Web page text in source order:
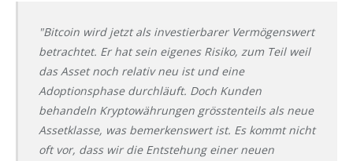
"Bitcoin wird jetzt als investierbarer Vermögenswert
betrachtet. Er hat sein eigenes Risiko, zum Teil weil
das Asset noch relativ neu ist und eine
Adoptionsphase durchläuft. Doch Kunden
behandeln Kryptowährungen grösstenteils als neue
Assetklasse, was bemerkenswert ist. Es kommt nicht
oft vor, dass wir die Entstehung einer neuen